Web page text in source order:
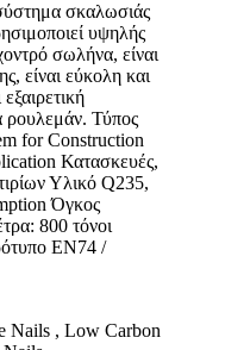
σκαλωσιάς
υψηλής
σωλήνα, είναι
είναι εύκολη και
ρουλεμάν. Τύπος
for Construction
Κατασκευές,
Υλικό Q235,
Όγκος
800 τόνοι
EN74 /